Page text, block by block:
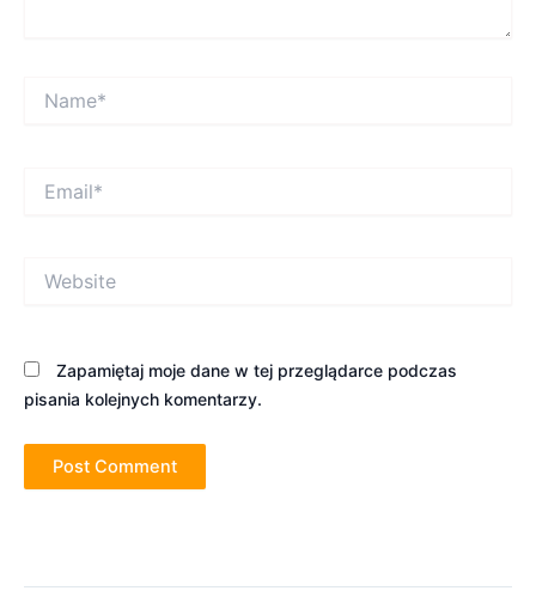
Zapamiętaj moje dane w tej przeglądarce podczas
pisania kolejnych komentarzy.